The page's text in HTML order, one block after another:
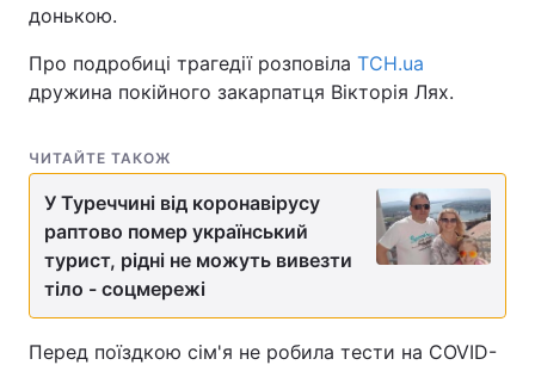
донькою.
Про подробиці трагедії розповіла ТСН.ua
дружина покійного закарпатця Вікторія Лях.
ЧИТАЙТЕ ТАКОЖ
У Туреччині від коронавірусу
раптово помер український
турист, рідні не можуть вивезти
тіло - соцмережі
Перед поїздкою сім'я не робила тести на COVID-